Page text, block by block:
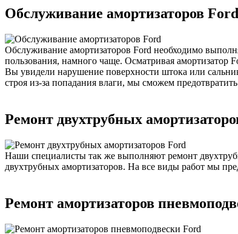
Обслуживание амортизаторов Ford
Обслуживание амортизаторов Ford необходимо
пользования, намного чаще. Осматривая амортизатор
Вы увидели нарушение поверхности штока или
строя из-за попадания влаги, мы сможем
Ремонт двухтрубных
Наши специалисты так же выполняют ремонт
двухтрубных амортизаторов. На все виды работ мы
Ремонт амортизаторов